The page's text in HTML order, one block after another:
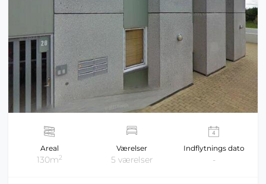
Areal
130m2
Værelser
5 værelser
Indflytnings dato
-